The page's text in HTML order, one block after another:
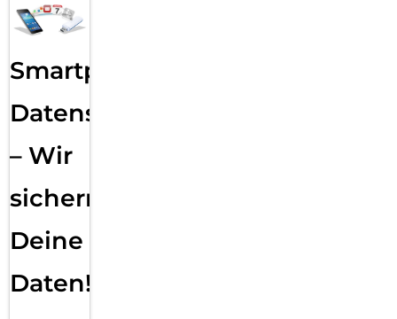
Smartphone
Datensicherung
– Wir
sichern
Deine
Daten!